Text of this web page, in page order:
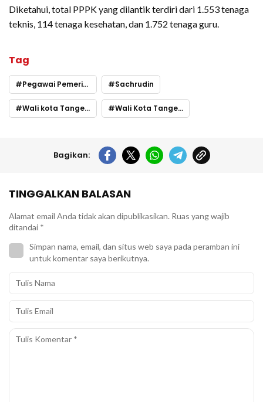
Diketahui, total PPPK yang dilantik terdiri dari 1.553 tenaga
teknis, 114 tenaga kesehatan, dan 1.752 tenaga guru.
Tag
Pegawai Pemerintah dengan Perjanjian Kerja Sachrudin
Wali kota Tangerang Wali Kota Tangerang Lantik 3.419 PPPK
Bagikan:
TINGGALKAN BALASAN
Alamat email Anda tidak akan dipublikasikan. Ruas yang wajib
ditandai *
Simpan nama, email, dan situs web saya pada peramban ini
untuk komentar saya berikutnya.